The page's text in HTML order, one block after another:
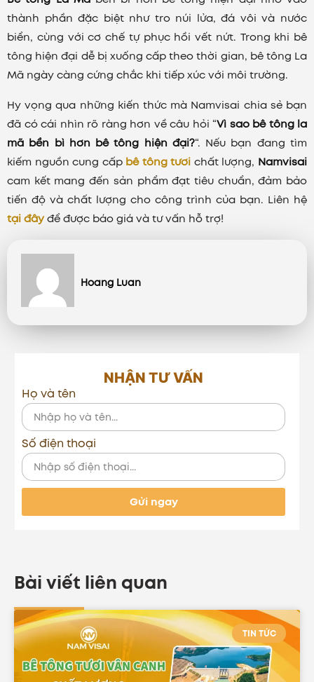
thành phần đặc biệt như tro núi lửa, đá vôi và nước
biển, cùng với cơ chế tự phục hồi vết nứt. Trong khi bê
tông hiện đại dễ bị xuống cấp theo thời gian, bê tông La
Mã ngày càng cứng chắc khi tiếp xúc với môi trường.
Hy vọng qua những kiến thức mà Namvisai chia sẻ bạn
đã có cái nhìn rõ ràng hơn về câu hỏi “Vì sao bê tông la
mã bền bì hơn bê tông hiện đại?“. Nếu bạn đang tìm
kiếm nguồn cung cấp bê tông tươi chất lượng, Namvisai
cam kết mang đến sản phẩm đạt tiêu chuẩn, đảm bảo
tiến độ và chất lượng cho công trình của bạn. Liên hệ
tại đâyđể được báo giá và tư vấn hỗ trợ!
Hoang Luan
NHẬN TƯ VẤN
Họ và tên
Số điện thoại
Gửi ngay
Bài viết liên quan
TIN TỨC